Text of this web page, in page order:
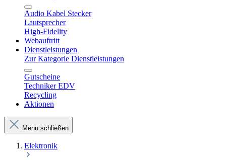
Audio Kabel Stecker
Lautsprecher
High-Fidelity
Webauftritt
Dienstleistungen
Zur Kategorie Dienstleistungen
Gutscheine
Techniker EDV
Recycling
Aktionen
Menü schließen
Elektronik